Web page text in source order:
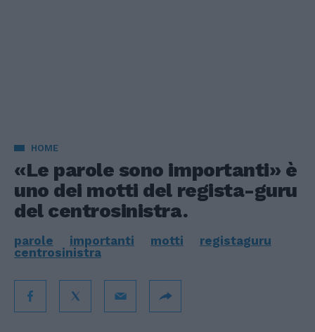
HOME
«Le parole sono importanti» è
uno dei motti del regista-guru
del centrosinistra.
parole importanti motti
registaguru
centrosinistra